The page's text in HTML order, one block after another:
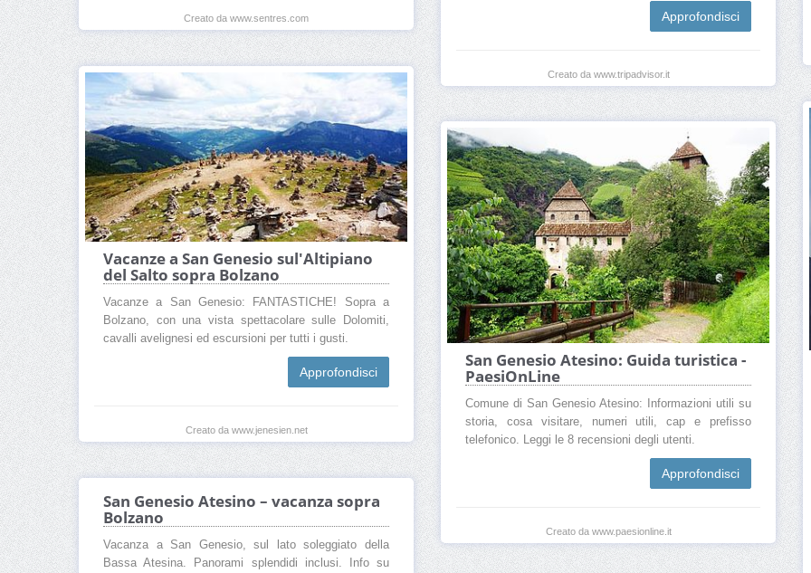
Approfondisci
Creato da www.tripadvisor.it
Creato da www.sentres.com
Vacanze a San Genesio sul'Altipiano
del Salto sopra Bolzano
Vacanze a San Genesio: FANTASTICHE! Sopra a
Bolzano, con una vista spettacolare sulle Dolomiti,
cavalli avelignesi ed escursioni per tutti i gusti.
Approfondisci
Creato da www.jenesien.net
San Genesio Atesino: Guida turistica -
PaesiOnLine
Comune di San Genesio Atesino: Informazioni utili su
storia, cosa visitare, numeri utili, cap e prefisso
telefonico. Leggi le 8 recensioni degli utenti.
Approfondisci
Creato da www.paesionline.it
San Genesio Atesino – vacanza sopra
Bolzano
Vacanza a San Genesio, sul lato soleggiato della
Bassa Atesina. Panorami splendidi inclusi. Info su